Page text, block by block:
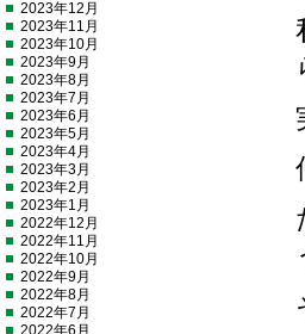
2023年12月
2023年11月
2023年10月
2023年9月
2023年8月
2023年7月
2023年6月
2023年5月
2023年4月
2023年3月
2023年2月
2023年1月
2022年12月
2022年11月
2022年10月
2022年9月
2022年8月
2022年7月
2022年6月